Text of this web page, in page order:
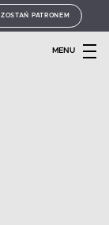
ZOSTAŃ PATRONEM
MENU